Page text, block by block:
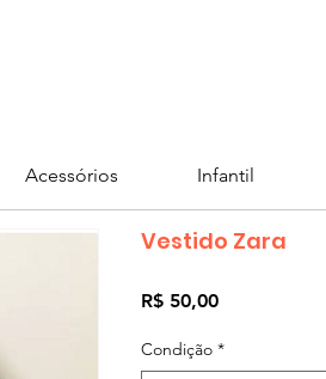
Acessórios Infantil
Vestido Zara
R$ 50,00Preço
Condição *